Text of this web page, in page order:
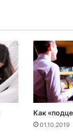
Как
01.10.2019